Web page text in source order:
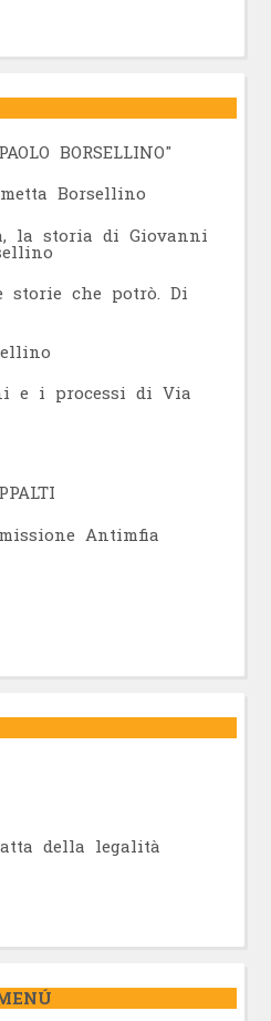
BORSELLINO"
Borsellino
la storia di Giovanni
storie che potrò. Di
e i processi di Via
Antimfia
della legalità